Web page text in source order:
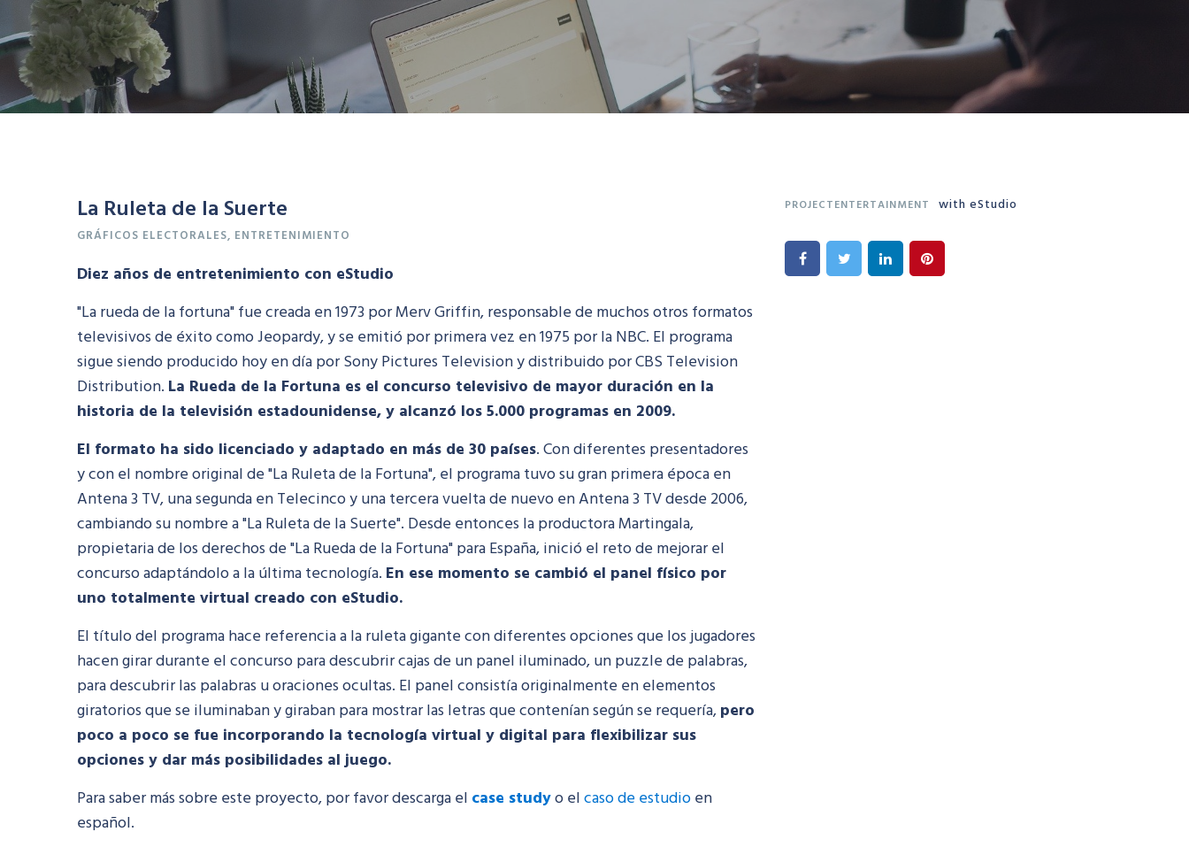
La Ruleta de la Suerte
GRÁFICOS ELECTORALES, ENTRETENIMIENTO
Diez años de entretenimiento con eStudio
"La rueda de la fortuna" fue creada en 1973 por Merv Griffin, responsable de muchos otros formatos
televisivos de éxito como Jeopardy, y se emitió por primera vez en 1975 por la NBC. El programa
sigue siendo producido hoy en día por Sony Pictures Television y distribuido por CBS Television
Distribution. La Rueda de la Fortuna es el concurso televisivo de mayor duración en la
historia de la televisión estadounidense, y alcanzó los 5.000 programas en 2009.
El formato ha sido licenciado y adaptado en más de 30 países. Con diferentes presentadores
y con el nombre original de "La Ruleta de la Fortuna", el programa tuvo su gran primera época en
Antena 3 TV, una segunda en Telecinco y una tercera vuelta de nuevo en Antena 3 TV desde 2006,
cambiando su nombre a "La Ruleta de la Suerte". Desde entonces la productora Martingala,
propietaria de los derechos de "La Rueda de la Fortuna" para España, inició el reto de mejorar el
concurso adaptándolo a la última tecnología. En ese momento se cambió el panel físico por
uno totalmente virtual creado con eStudio.
El título del programa hace referencia a la ruleta gigante con diferentes opciones que los jugadores
hacen girar durante el concurso para descubrir cajas de un panel iluminado, un puzzle de palabras,
para descubrir las palabras u oraciones ocultas. El panel consistía originalmente en elementos
giratorios que se iluminaban y giraban para mostrar las letras que contenían según se requería,pero
poco a poco se fue incorporando la tecnología virtual y digital para flexibilizar sus
opciones y dar más posibilidades al juego.
Para saber más sobre este proyecto, por favor descarga el case studyo elcaso de estudioen
español.
PROJECTENTERTAINMENT with eStudio